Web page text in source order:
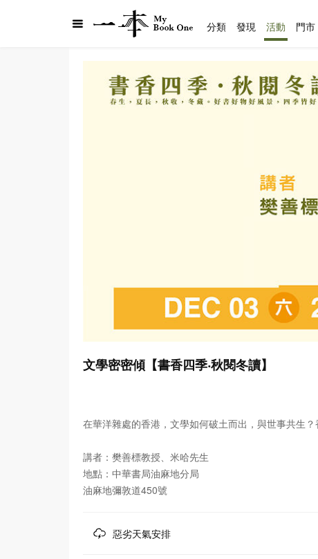
文學密密傾【書香四季‧秋閱冬讀】
在華洋雜處的香港，文學如何破土而出，與世事共生
講者：樊善標教授、米哈先生
地點：中華書局油麻地分局
油麻地彌敦道450號
惡劣天氣安排
分類 發現 活動 門市